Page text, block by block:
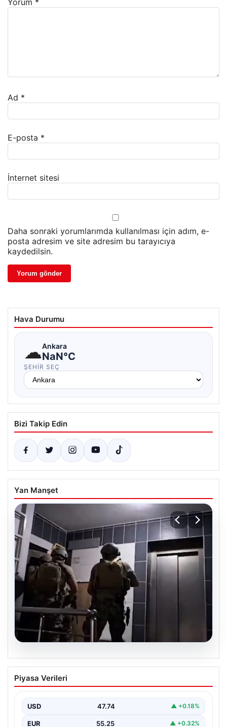
Yorum *
Ad *
E-posta *
İnternet sitesi
Daha sonraki yorumlarımda kullanılması için adım, e-
posta adresim ve site adresim bu tarayıcıya
kaydedilsin.
Hava Durumu
☁Ankara
NaN°C
ŞEHIR SEÇ
Bizi Takip Edin
Yan Manşet
Elazığ’da İntihar Mektubu Üzerinden
Ortaya Çıkan Tefecilik Operasyonu:
Elazığ’da tefecilere borçlandığı iddiasıyla yaşamına son
büyük…
Piyasa Verileri
USD 47.74 ▲ +0.18%
EUR 55.25 ▲ +0.32%